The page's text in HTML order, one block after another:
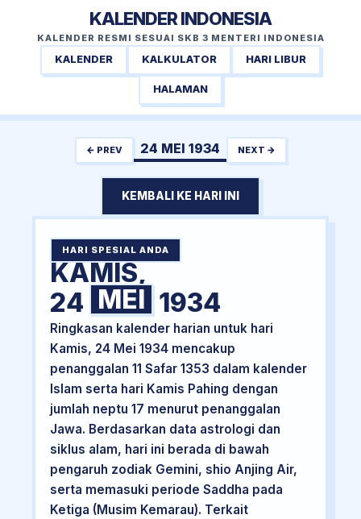
KALENDER INDONESIA
KALENDER RESMI SESUAI SKB 3 MENTERI INDONESIA
KALENDER KALKULATOR HARI LIBUR
HALAMAN
← PREV 24 MEI 1934 NEXT →
KEMBALI KE HARI INI
HARI SPESIAL ANDA
KAMIS,
24 MEI 1934
Ringkasan kalender harian untuk hari
Kamis, 24 Mei 1934 mencakup
penanggalan 11 Safar 1353 dalam kalender
Islam serta hari Kamis Pahing dengan
jumlah neptu 17 menurut penanggalan
Jawa. Berdasarkan data astrologi dan
siklus alam, hari ini berada di bawah
pengaruh zodiak Gemini, shio Anjing Air,
serta memasuki periode Saddha pada
Ketiga (Musim Kemarau). Terkait